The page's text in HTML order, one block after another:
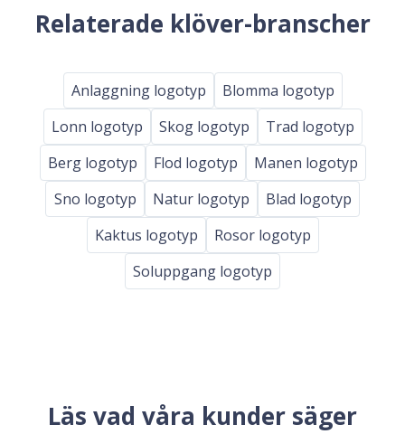
Relaterade klöver-branscher
Anlaggning logotyp
Blomma logotyp
Lonn logotyp
Skog logotyp
Trad logotyp
Berg logotyp
Flod logotyp
Manen logotyp
Sno logotyp
Natur logotyp
Blad logotyp
Kaktus logotyp
Rosor logotyp
Soluppgang logotyp
Läs vad våra kunder säger